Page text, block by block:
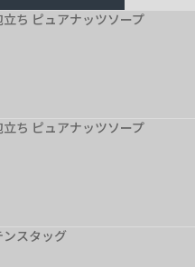
ご加入お申し込み・資
ち ピュアナッツソープ
ち ピュアナッツソープ
ンスタッグ